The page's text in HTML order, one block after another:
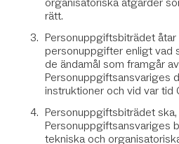
organisatoriska åtgärder
rätt.
Personuppgiftsbiträdet
personuppgifter enligt vad
de ändamål som framgår
Personuppgiftsansvariges
instruktioner och vid var tid
Personuppgiftsbiträdet
Personuppgiftsansvariges
tekniska och